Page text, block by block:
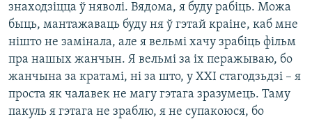
знаходзіцца ў няволі. Вядома, я буду рабіць. Можа
быць, мантажаваць буду ня ў гэтай краіне, каб мне
нішто не замінала, але я вельмі хачу зрабіць фільм
пра нашых жанчын. Я вельмі за іх перажываю, бо
жанчына за кратамі, ні за што, у ХХІ стагодзьдзі – я
проста як чалавек не магу гэтага зразумець. Таму
пакуль я гэтага не зраблю, я не супакоюся, бо